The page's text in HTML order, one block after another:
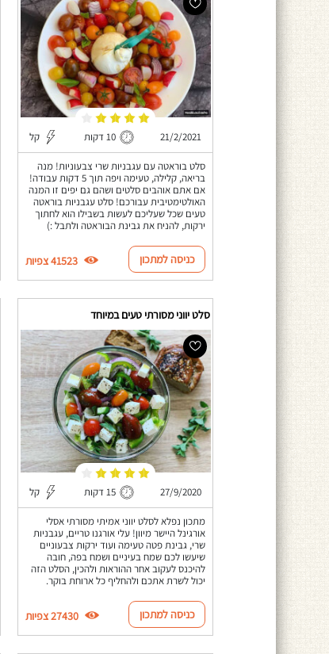
21/2/2021 10 דקות קל
סלט בוראטה עם עגבניות שרי צבעוניות! מנה
בריאה, קלילה, טעימה ויפה תוך 5 דקות עבודה!
אם אתם אוהבים סלטים ושהם גם יפים זו המנה
האולטימטיבית עבורכם! סלט עגבניות בוראטה
טעים שכל שעליכם לעשות בשבילו הוא לחתוך
ירקות, להניח את גבינת הבוראטה ולתבל :)
כניסה למתכון 41523 צפיות
סלט יווני מסורתי טעים במיוחד
27/9/2020 15 דקות קל
מתכון נפלא לסלט יווני אמיתי מסורתי אסלי
אורגינל היישר מיוון! עלי אורגנו טריים, עגבניות
שרי, גבינת פטה טעימה ועוד ירקות צבעוניים
שיעשו לכם שמח בעיניים ושמח בפה, חובה
להיכנס לעקוב אחר ההוראות ולהכין, הסלט הזה
יכול לשרת אתכם ולהחליף כל ארוחת בוקר.
כניסה למתכון 27430 צפיות